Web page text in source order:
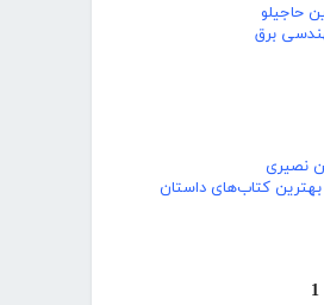
حاجیلو
برق
نصیری
بهترین کتاب‌های داستان